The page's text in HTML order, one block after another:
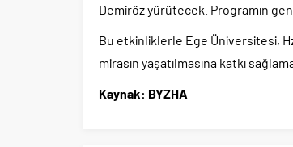
Demiröz yürütecek. Programın
Bu etkinliklerle Ege Üniversitesi,
mirasın yaşatılmasına katkı
Kaynak: BYZHA